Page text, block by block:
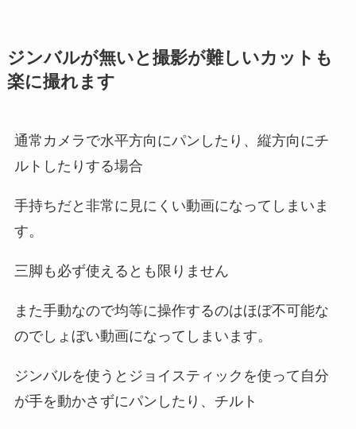
ジンバルが無いと撮影が難しいカットも
楽に撮れます
通常カメラで水平方向にパンしたり、縦方向にチ
ルトしたりする場合
手持ちだと非常に見にくい動画になってしまいま
す。
三脚も必ず使えるとも限りません
また手動なので均等に操作するのはほぼ不可能な
のでしょぼい動画になってしまいます。
ジンバルを使うとジョイスティックを使って自分
が手を動かさずにパンしたり、チルト